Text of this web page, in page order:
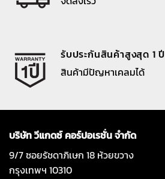
รับประกันสินค้าสูงสุด 1 ปี
สินค้ามีปัญหาเคลมได้
บริษัท วีแกดซ์ คอร์ปอเรชั่น จำกัด
9/7 ซอยรัชดาภิเษก 18 ห้วยขวาง
กรุงเทพฯ 10310